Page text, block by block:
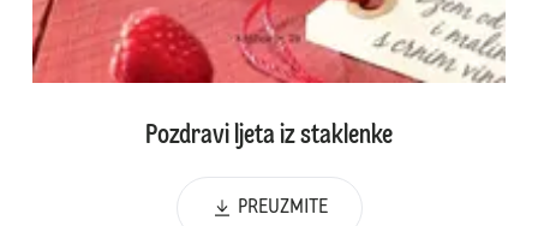
Pozdravi ljeta iz staklenke
PREUZMITE